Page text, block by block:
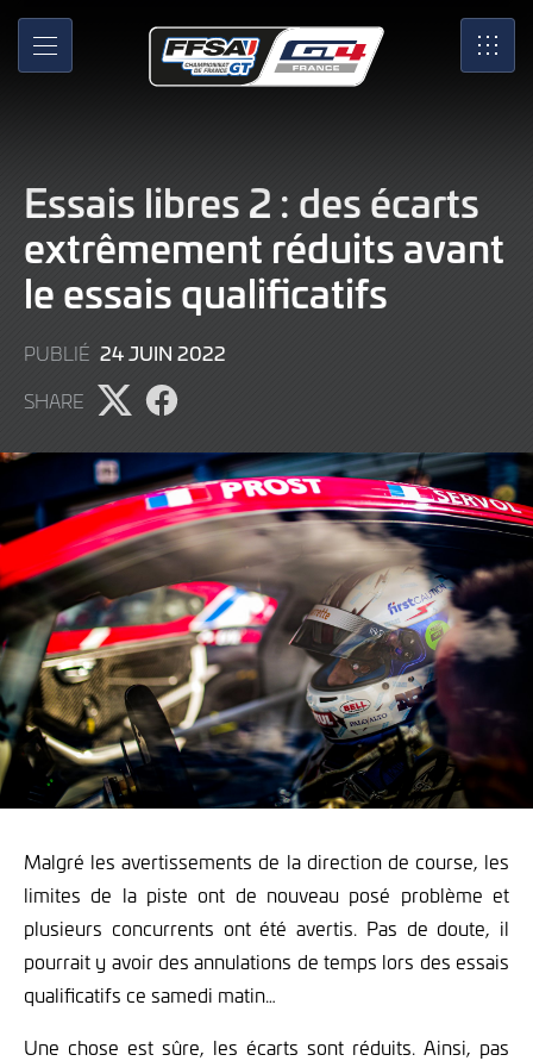
Skip
Main
MENU SRO
Essais libres 2 : des écarts
extrêmement réduits avant
le essais qualificatifs
PUBLIÉ 24 JUIN 2022
SHARE
Partager
sur
X
Partager
sur
Facebook
Malgré les avertissements de la direction de course, les
limites de la piste ont de nouveau posé problème et
plusieurs concurrents ont été avertis. Pas de doute, il
pourrait y avoir des annulations de temps lors des essais
qualificatifs ce samedi matin…
Une chose est sûre, les écarts sont réduits. Ainsi, pas